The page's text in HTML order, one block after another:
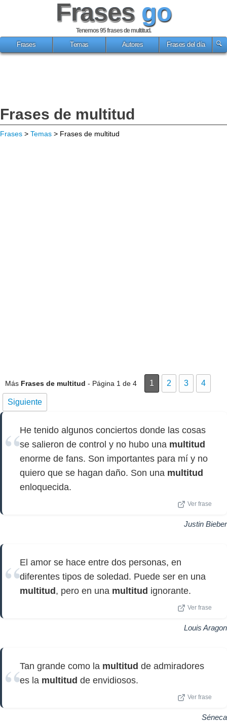
Frases go
Tenemos 95frases de multitud.
Frases
Temas Autores Frases del día
Frases de multitud
Frases > Temas > Frases de multitud
Más Frases de multitud - Página 1 de 4 1 2 3 4
Siguiente
He tenido algunos conciertos donde las cosas
se salieron de control y no hubo una multitud
enorme de fans. Son importantes para mí y no
quiero que se hagan daño. Son una multitud
enloquecida.
Ver frase
Justin Bieber
El amor se hace entre dos personas, en
diferentes tipos de soledad. Puede ser en una
multitud , pero en una multitud ignorante.
Ver frase
Louis Aragon
Tan grande como la multitud de admiradores
es la multitud de envidiosos.
Ver frase
Séneca